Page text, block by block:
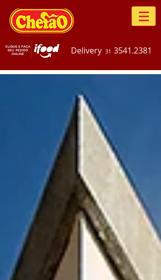
Delivery 31 3541.2381